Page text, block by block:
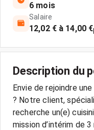
6 mois
Salaire
12,02 € à 14,00 €
Description du
Envie de rejoindre
? Notre client,
recherche un(e)
mission d’intérim de